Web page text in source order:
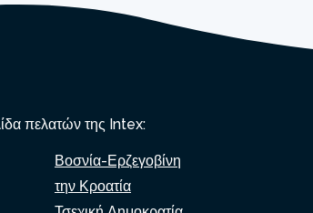
πελατών της Intex:
Βοσνία-Ερζεγοβίνη
την Κροατία